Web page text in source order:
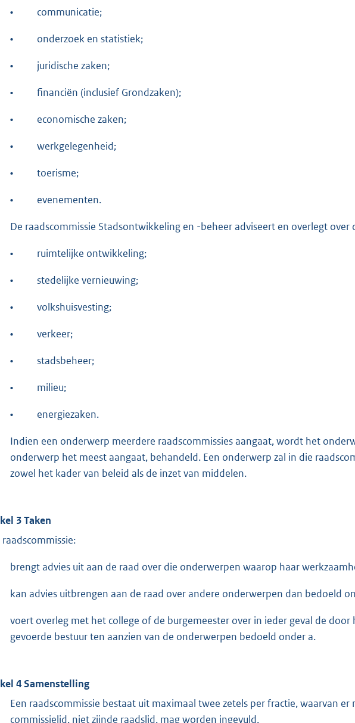
• communicatie;
• onderzoek en statistiek;
• juridische zaken;
• financiën (inclusief Grondzaken);
• economische zaken;
• werkgelegenheid;
• toerisme;
• evenementen.
De raadscommissie Stadsontwikkeling en -beheer adviseert en overlegt
• ruimtelijke ontwikkeling;
• stedelijke vernieuwing;
• volkshuisvesting;
• verkeer;
• stadsbeheer;
• milieu;
• energiezaken.
Indien een onderwerp meerdere raadscommissies aangaat, wordt het
onderwerp het meest aangaat, behandeld. Een onderwerp zal in die
zowel het kader van beleid als de inzet van middelen.
3 Taken
raadscommissie:
brengt advies uit aan de raad over die onderwerpen waarop haar
kan advies uitbrengen aan de raad over andere onderwerpen dan bedoeld
voert overleg met het college of de burgemeester over in ieder geval de
gevoerde bestuur ten aanzien van de onderwerpen bedoeld onder a.
4 Samenstelling
Een raadscommissie bestaat uit maximaal twee zetels per fractie, waarvan
commissielid, niet zijnde raadslid, mag worden ingevuld.